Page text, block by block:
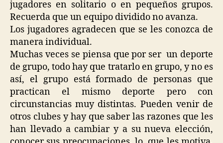
jugadores en solitario o en pequeños grupos.
Recuerda que un equipo dividido no avanza.
Los jugadores agradecen que se les conozca de
manera individual.
Muchas veces se piensa que por ser un deporte
de grupo, todo hay que tratarlo en grupo, y no es
así, el grupo está formado de personas que
practican el mismo deporte pero con
circunstancias muy distintas. Pueden venir de
otros clubes y hay que saber las razones que les
han llevado a cambiar y a su nueva elección,